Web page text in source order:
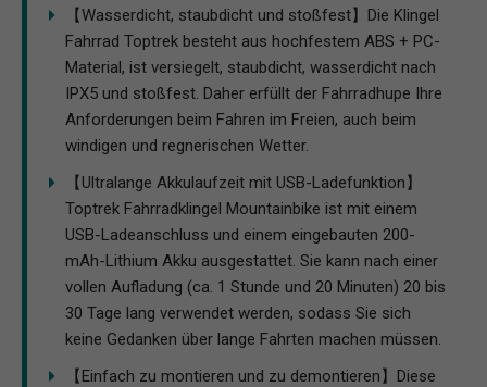
【Wasserdicht, staubdicht und stoßfest】Die Klingel
Fahrrad Toptrek besteht aus hochfestem ABS + PC-
Material, ist versiegelt, staubdicht, wasserdicht nach
IPX5 und stoßfest. Daher erfüllt der Fahrradhupe Ihre
Anforderungen beim Fahren im Freien, auch beim
windigen und regnerischen Wetter.
【Ultralange Akkulaufzeit mit USB-Ladefunktion】
Toptrek Fahrradklingel Mountainbike ist mit einem
USB-Ladeanschluss und einem eingebauten 200-
mAh-Lithium Akku ausgestattet. Sie kann nach einer
vollen Aufladung (ca. 1 Stunde und 20 Minuten) 20 bis
30 Tage lang verwendet werden, sodass Sie sich
keine Gedanken über lange Fahrten machen müssen.
【Einfach zu montieren und zu demontieren】Diese